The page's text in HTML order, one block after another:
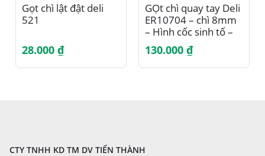
Gọt chì lật đật deli
521
28.000 ₫
GỌt chì quay tay Deli
ER10704 – chì 8mm
– Hình cốc sinh tố –
Xanh dương/Hồng
130.000 ₫
CTY TNHH KD TM DV TIẾN THÀNH